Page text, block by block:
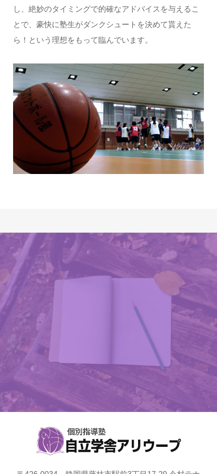
し、絶妙のタイミングで的確なアドバイスを与えるこ
とで、豪快に塾生がダンクシュートを決めて貰えた
ら！という理想をもって臨んでいます。